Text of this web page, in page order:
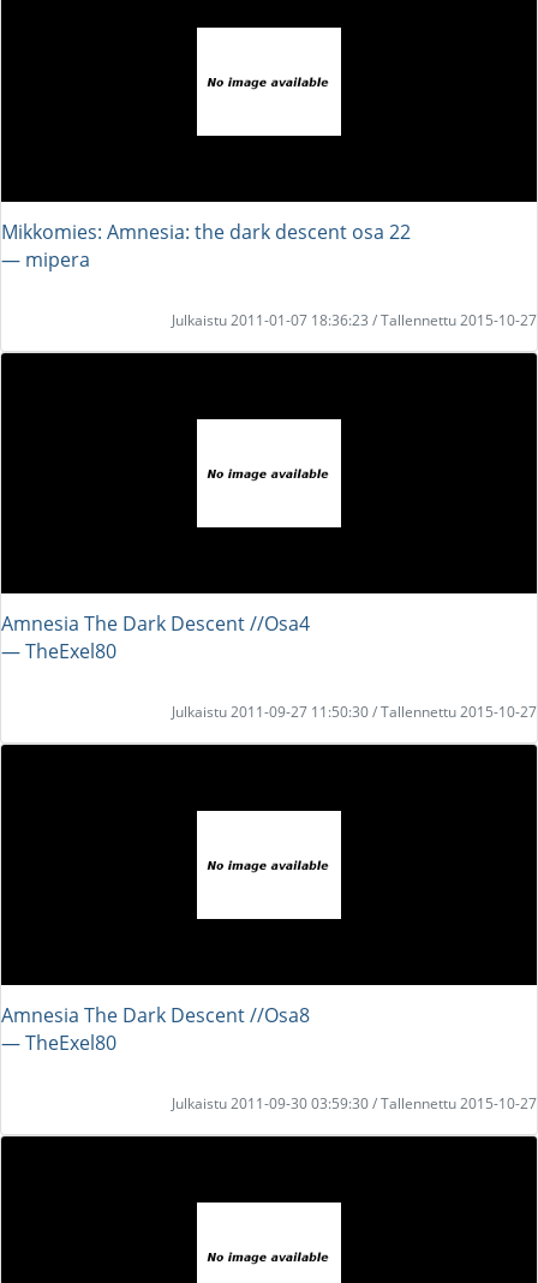
Mikkomies: Amnesia: the dark descent osa 22
― mipera
Julkaistu 2011-01-07 18:36:23 / Tallennettu 2015-10-27
Amnesia The Dark Descent //Osa4
― TheExel80
Julkaistu 2011-09-27 11:50:30 / Tallennettu 2015-10-27
Amnesia The Dark Descent //Osa8
― TheExel80
Julkaistu 2011-09-30 03:59:30 / Tallennettu 2015-10-27